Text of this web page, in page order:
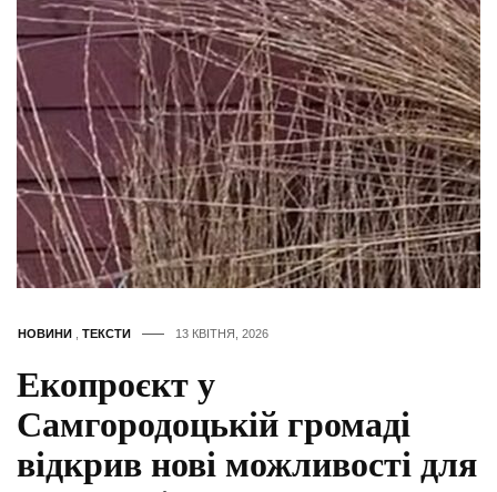
НОВИНИ ТЕКСТИ 13 КВІТНЯ, 2026
Екопроєкт у
Самгородоцькій громаді
відкрив нові можливості для